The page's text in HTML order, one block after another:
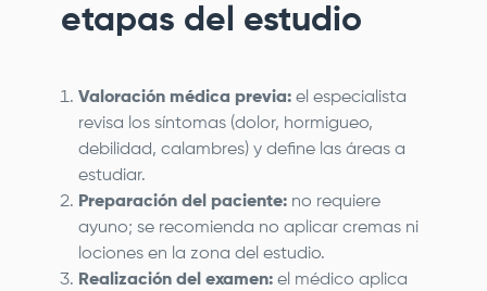
etapas del estudio
Valoración médica previa: el especialista
revisa los síntomas (dolor, hormigueo,
debilidad, calambres) y define las áreas a
estudiar.
Preparación del paciente: no requiere
ayuno; se recomienda no aplicar cremas ni
lociones en la zona del estudio.
Realización del examen: el médico aplica